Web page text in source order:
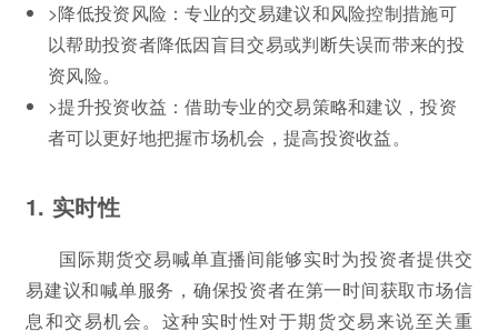
>降低投资风险：专业的交易建议和风险控制措施可
以帮助投资者降低因盲目交易或判断失误而带来的投
资风险。
>提升投资收益：借助专业的交易策略和建议，投资
者可以更好地把握市场机会，提高投资收益。
1. 实时性
国际期货交易喊单直播间能够实时为投资者提供交
易建议和喊单服务，确保投资者在第一时间获取市场信
息和交易机会。这种实时性对于期货交易来说至关重